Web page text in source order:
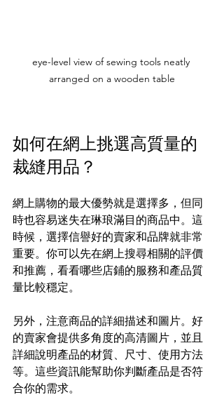
eye-level view of sewing tools neatly
arranged on a wooden table
如何在網上挑選高質量的
裁縫用品？
網上購物的最大優勢就是選擇多，但同
時也容易迷失在琳琅滿目的商品中。這
時候，選擇信譽好的賣家和品牌就非常
重要。你可以先在網上搜尋相關的評價
和推薦，看看哪些店鋪的服務和產品質
量比較穩定。
另外，注意商品的詳細描述和圖片。好
的賣家會提供多角度的高清圖片，並且
詳細說明產品的材質、尺寸、使用方法
等。這些資訊能幫助你判斷產品是否符
合你的需求。